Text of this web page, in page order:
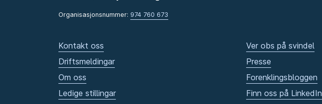
Organisasjonsnummer: 974 760 673
Kontakt oss
Driftsmeldingar
Om oss
Ledige stillingar
Ver obs på svindel
Presse
Forenklingsbloggen
Finn oss på LinkedIn